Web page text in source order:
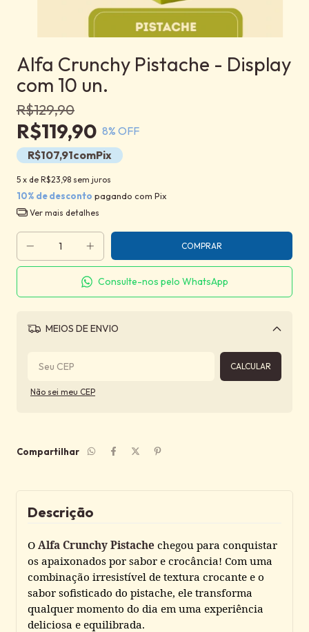
Alfa Crunchy Pistache - Display
com 10 un.
R$129,90
R$119,90 8% OFF
R$107,91comPix
5 x de R$23,98 sem juros
10% de desconto pagando com Pix
Ver mais detalhes
Consulte-nos pelo WhatsApp
MEIOS DE ENVIO
Alterar CEP
CALCULAR
Não sei meu CEP
Compartilhar
Descrição
O Alfa Crunchy Pistache chegou para conquistar
os apaixonados por sabor e crocância! Com uma
combinação irresistível de textura crocante e o
sabor sofisticado do pistache, ele transforma
qualquer momento do dia em uma experiência
deliciosa e equilibrada.